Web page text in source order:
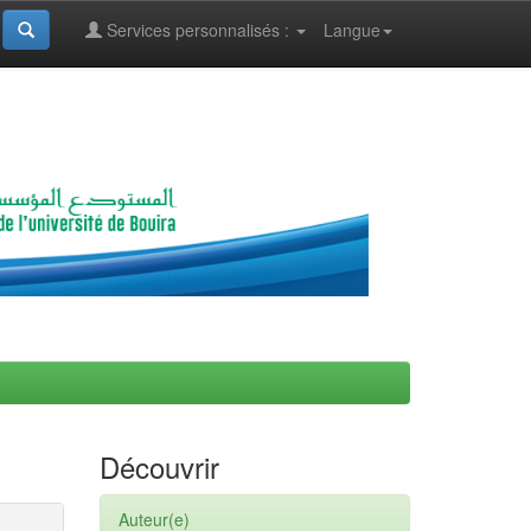
Langue
Services personnalisés :
Découvrir
Auteur(e)